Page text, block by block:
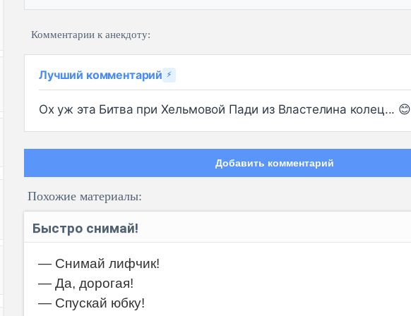
Комментарии к анекдоту:
Лучший комментарий ⚡
Ох уж эта Битва при Хельмовой Пади из Властелина колец... 😊
Добавить комментарий
Похожие материалы:
Быстро снимай!
— Снимай лифчик!
— Да, дорогая!
— Спускай юбку!